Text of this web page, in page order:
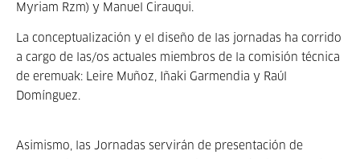
Myriam Rzm) y Manuel Cirauqui.
La conceptualización y el diseño de las jornadas ha corrido
a cargo de las/os actuales miembros de la comisión técnica
de eremuak: Leire Muñoz, Iñaki Garmendia y Raúl
Domínguez.
Asimismo, las Jornadas servirán de presentación de